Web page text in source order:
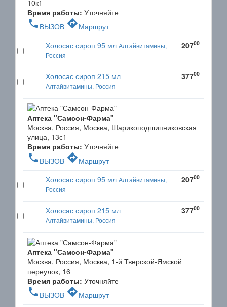
10к1
Время работы: Уточняйте
phone ВЫЗОВ directionsМаршрут
Холосас сироп 95 мл Алтайвитамины,
Россия
20700
Холосас сироп 215 мл
Алтайвитамины, Россия
37700
Аптека "Самсон-Фарма"
Москва, Россия, Москва, Шарикоподшипниковская
улица, 13с1
Время работы: Уточняйте
phone ВЫЗОВ directionsМаршрут
Холосас сироп 95 мл Алтайвитамины,
Россия
20700
Холосас сироп 215 мл
Алтайвитамины, Россия
37700
Аптека "Самсон-Фарма"
Москва, Россия, Москва, 1-й Тверской-Ямской
переулок, 16
Время работы: Уточняйте
phone ВЫЗОВ directionsМаршрут